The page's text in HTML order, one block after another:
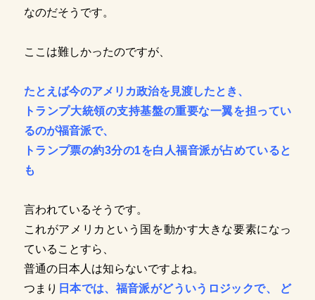
なのだそうです。
ここは難しかったのですが、
たとえば今のアメリカ政治を見渡したとき、
トランプ大統領の支持基盤の重要な一翼を担ってい
るのが福音派で、
トランプ票の約3分の1を白人福音派が占めていると
も
言われているそうです。
これがアメリカという国を動かす大きな要素になっ
ていることすら、
普通の日本人は知らないですよね。
つまり 日本では、福音派がどういうロジックで、 ど